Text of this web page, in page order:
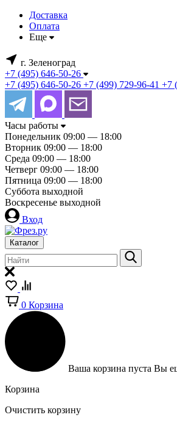
Доставка
Оплата
Еще
г. Зеленоград
+7 (495) 646-50-26
+7 (495) 646-50-26 +7 (499) 729-96-41 +7
Часы работы
Понедельник 09:00 — 18:00
Вторник 09:00 — 18:00
Среда 09:00 — 18:00
Четверг 09:00 — 18:00
Пятница 09:00 — 18:00
Суббота выходной
Воскресенье выходной
Вход
Каталог
0 Корзина
Ваша корзина пуста Вы
Корзина
Очистить корзину